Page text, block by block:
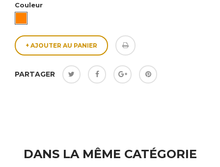
Couleur
+ AJOUTER AU PANIER
PARTAGER
DANS LA MÊME CATÉGORIE